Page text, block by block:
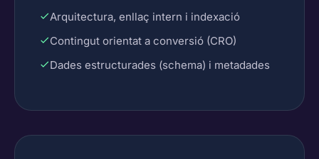
Arquitectura, enllaç intern i indexació
Contingut orientat a conversió (CRO)
Dades estructurades (schema) i metadades